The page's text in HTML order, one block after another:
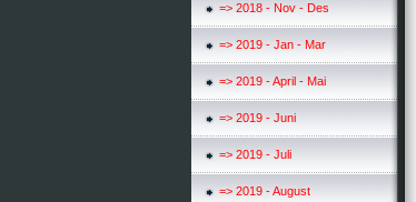
=> 2018 - Nov - Des
=> 2019 - Jan - Mar
=> 2019 - April - Mai
=> 2019 - Juni
=> 2019 - Juli
=> 2019 - August